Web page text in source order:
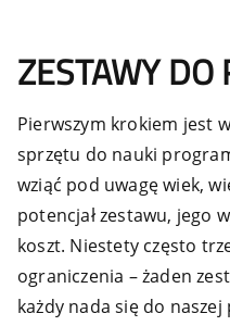
ZESTAWY DO
Pierwszym krokiem jest
sprzętu do nauki
wziąć pod uwagę wiek,
potencjał zestawu, jego
koszt. Niestety często
ograniczenia – żaden
każdy nada się do